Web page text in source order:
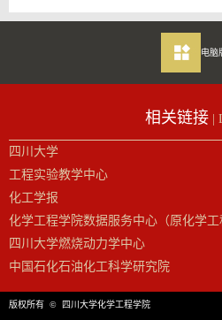
电脑
相关链接 |
四川大学
工程实验教学中心
化工学报
化学工程学院数据服务中心（原化学工
四川大学燃烧动力学中心
中国石化石油化工科学研究院
版权所有 © 四川大学化学工程学院